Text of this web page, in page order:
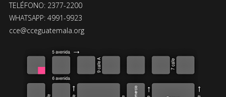
TELÉFONO: 2377-2200
WHATSAPP: 4991-9923
cce@cceguatemala.org